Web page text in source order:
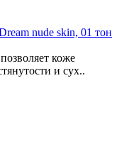
nude skin, 01 тон
коже
и сух..